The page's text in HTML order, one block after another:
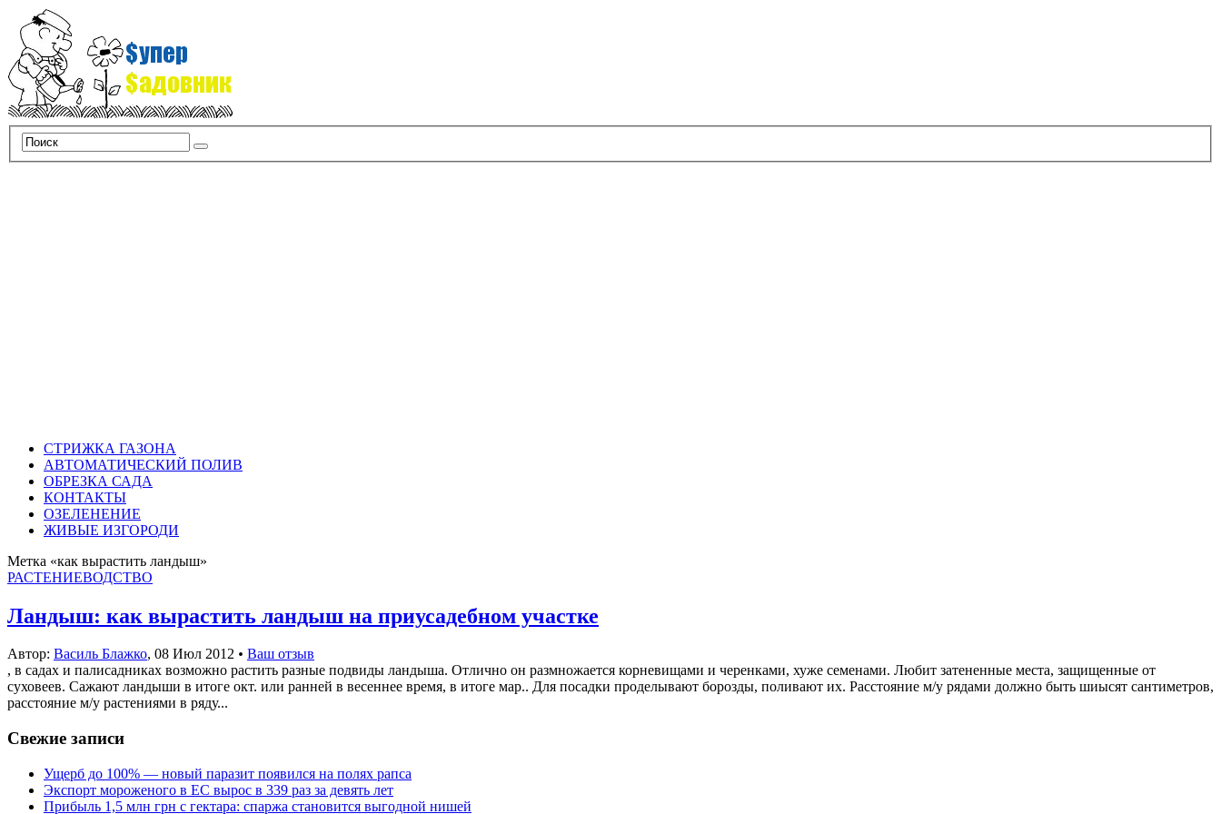
СТРИЖКА ГАЗОНА
АВТОМАТИЧЕСКИЙ ПОЛИВ
ОБРЕЗКА САДА
КОНТАКТЫ
ОЗЕЛЕНЕНИЕ
ЖИВЫЕ ИЗГОРОДИ
Метка «как вырастить ландыш»
РАСТЕНИЕВОДСТВО
Ландыш: как вырастить ландыш на приусадебном участке
Автор: Василь Блажко, 08 Июл 2012 • Ваш отзыв
, в садах и палисадниках возможно растить разные подвиды ландыша. Отлично он размножается корневищами и черенками, хуже семенами. Любит затененные места, защищенные от
суховеев. Сажают ландыши в итоге окт. или ранней в весеннее время, в итоге мар.. Для посадки проделывают борозды, поливают их. Расстояние м/у рядами должно быть шиысят сантиметров,
расстояние м/у растениями в ряду...
Свежие записи
Ущерб до 100% — новый паразит появился на полях рапса
Экспорт мороженого в ЕС вырос в 339 раз за девять лет
Прибыль 1,5 млн грн с гектара: спаржа становится выгодной нишей